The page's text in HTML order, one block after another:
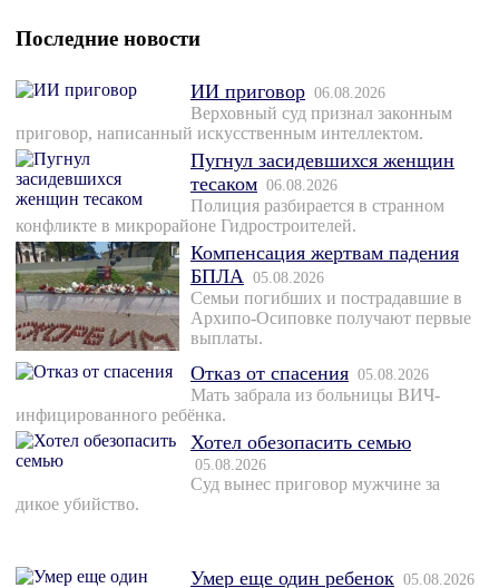
Последние новости
ИИ приговор 06.08.2026
Верховный суд признал законным
приговор, написанный искусственным интеллектом.
Пугнул засидевшихся женщин
тесаком 06.08.2026
Полиция разбирается в странном
конфликте в микрорайоне Гидростроителей.
Компенсация жертвам падения
БПЛА 05.08.2026
Семьи погибших и пострадавшие в
Архипо-Осиповке получают первые
выплаты.
Отказ от спасения 05.08.2026
Мать забрала из больницы ВИЧ-
инфицированного ребёнка.
Хотел обезопасить семью
05.08.2026
Суд вынес приговор мужчине за
дикое убийство.
Умер еще один ребенок 05.08.2026